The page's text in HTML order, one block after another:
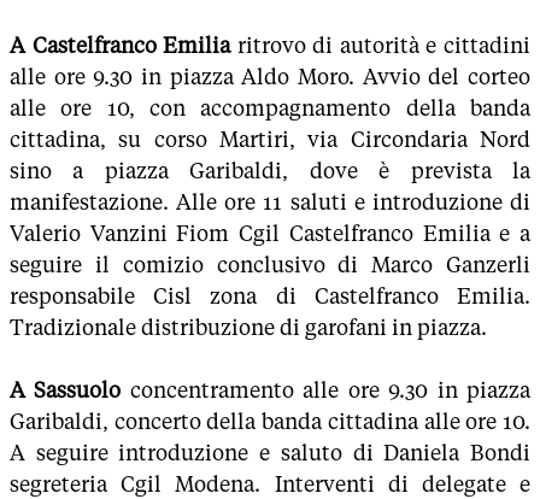
A Castelfranco Emilia ritrovo di autorità e cittadini
alle ore 9.30 in piazza Aldo Moro. Avvio del corteo
alle ore 10, con accompagnamento della banda
cittadina, su corso Martiri, via Circondaria Nord
sino a piazza Garibaldi, dove è prevista la
manifestazione. Alle ore 11 saluti e introduzione di
Valerio Vanzini Fiom Cgil Castelfranco Emilia e a
seguire il comizio conclusivo di Marco Ganzerli
responsabile Cisl zona di Castelfranco Emilia.
Tradizionale distribuzione di garofani in piazza.
A Sassuolo concentramento alle ore 9.30 in piazza
Garibaldi, concerto della banda cittadina alle ore 10.
A seguire introduzione e saluto di Daniela Bondi
segreteria Cgil Modena. Interventi di delegate e